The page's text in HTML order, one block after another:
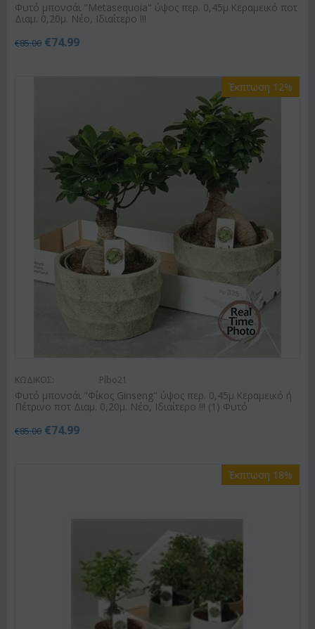
Φυτό μπονσάι "Metasequoia" ύψος περ. 0,45μ.Κεραμεικό ποτ
Διαμ. 0,20μ. Νέο, Ιδιαίτερο !!!
€85.00 €74.99
Έκπτωση 12%
ΚΩΔΙΚΟΣ: Plbo21
Φυτό μπονσάι "Φίκος Ginseng" ύψος περ. 0,45μ.Κεραμεικό ή
Πέτρινο ποτ Διαμ. 0,20μ. Νέο, Ιδιαίτερο !!! (1) Φυτό
€85.00 €74.99
Έκπτωση 18%